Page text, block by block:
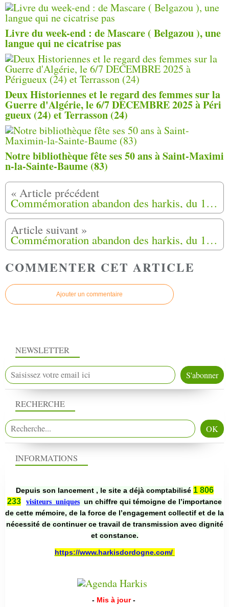
Livre du week-end : de Mascare ( Belgazou ), une
langue qui ne cicatrise pas
Deux Historiennes et le regard des femmes sur la
Guerre d'Algérie, le 6/7 DECEMBRE 2025 à Péri
gueux (24) et Terrasson (24)
Notre bibliothèque fête ses 50 ans à Saint-Maximi
n-la-Sainte-Baume (83)
Commémoration abandon des harkis, du 12 mai 2018 à Béziers (34) Photos,Vidéo
Commémoration abandon des harkis, du 12 mai 2018 à La Cavalerie (12)
COMMENTER CET ARTICLE
Ajouter un commentaire
NEWSLETTER
RECHERCHE
INFORMATIONS
Depuis son lancement , le site a déjà comptabilisé 1 806
233
visiteurs uniques un chiffre qui témoigne de l’importance
de cette mémoire, de la force de l’engagement collectif et de la
nécessité de continuer ce travail de transmission avec dignité
et constance.
https://www.harkisdordogne.com/
- Mis à jour -